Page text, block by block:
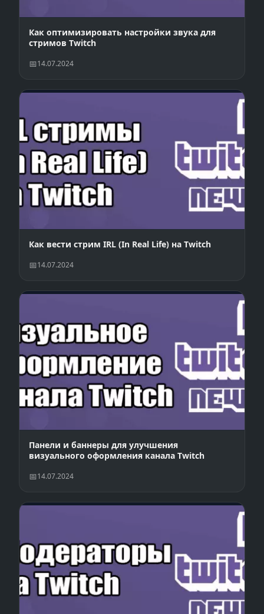
Как оптимизировать настройки звука для
стримов Twitch
14.07.2024
Как вести стрим IRL (In Real Life) на Twitch
14.07.2024
Панели и баннеры для улучшения
визуального оформления канала Twitch
14.07.2024